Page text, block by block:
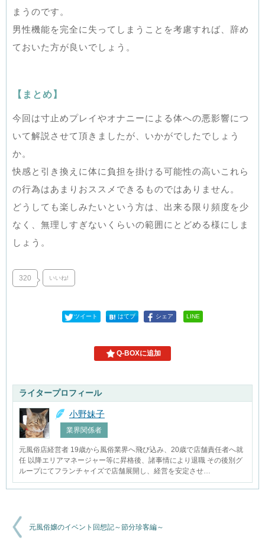
まうのです。
男性機能を完全に失ってしまうことを考慮すれば、辞め
ておいた方が良いでしょう。
【まとめ】
今回は寸止めプレイやオナニーによる体への悪影響につ
いて解説させて頂きましたが、いかがでしたでしょう
か。
快感と引き換えに体に負担を掛ける可能性の高いこれら
の行為はあまりおススメできるものではありません。
どうしても楽しみたいという方は、出来る限り頻度を少
なく、無理しすぎないくらいの範囲にとどめる様にしま
しょう。
320 いいね!
ツイート はてブ シェア LINE
Q-BOXに追加
ライタープロフィール
小野妹子
業界関係者
元風俗店経営者 19歳から風俗業界へ飛び込み、20歳で店舗責任者へ就
任 以降エリアマネージャー等に昇格後、諸事情により退職 その後別グ
ループにてフランチャイズで店舗展開し、経営を安定させ…
元風俗嬢のイベント回想記～節分珍客編～